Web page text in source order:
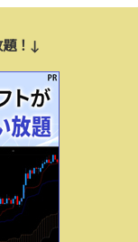
題！↓